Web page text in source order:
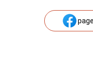
page